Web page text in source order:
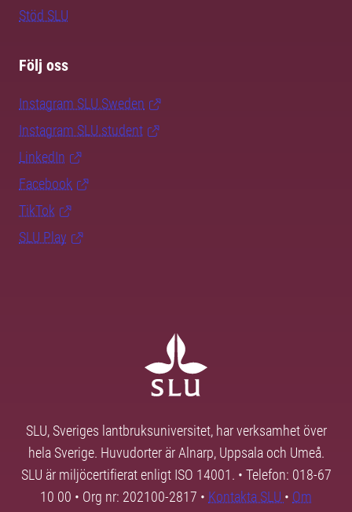
Stöd SLU
Följ oss
Instagram SLU.Sweden
Instagram SLU.student
LinkedIn
Facebook
TikTok
SLU Play
SLU, Sveriges lantbruksuniversitet, har verksamhet över
hela Sverige. Huvudorter är Alnarp, Uppsala och Umeå.
SLU är miljöcertifierat enligt ISO 14001. • Telefon: 018-67
10 00 • Org nr: 202100-2817 • Kontakta SLU • Om